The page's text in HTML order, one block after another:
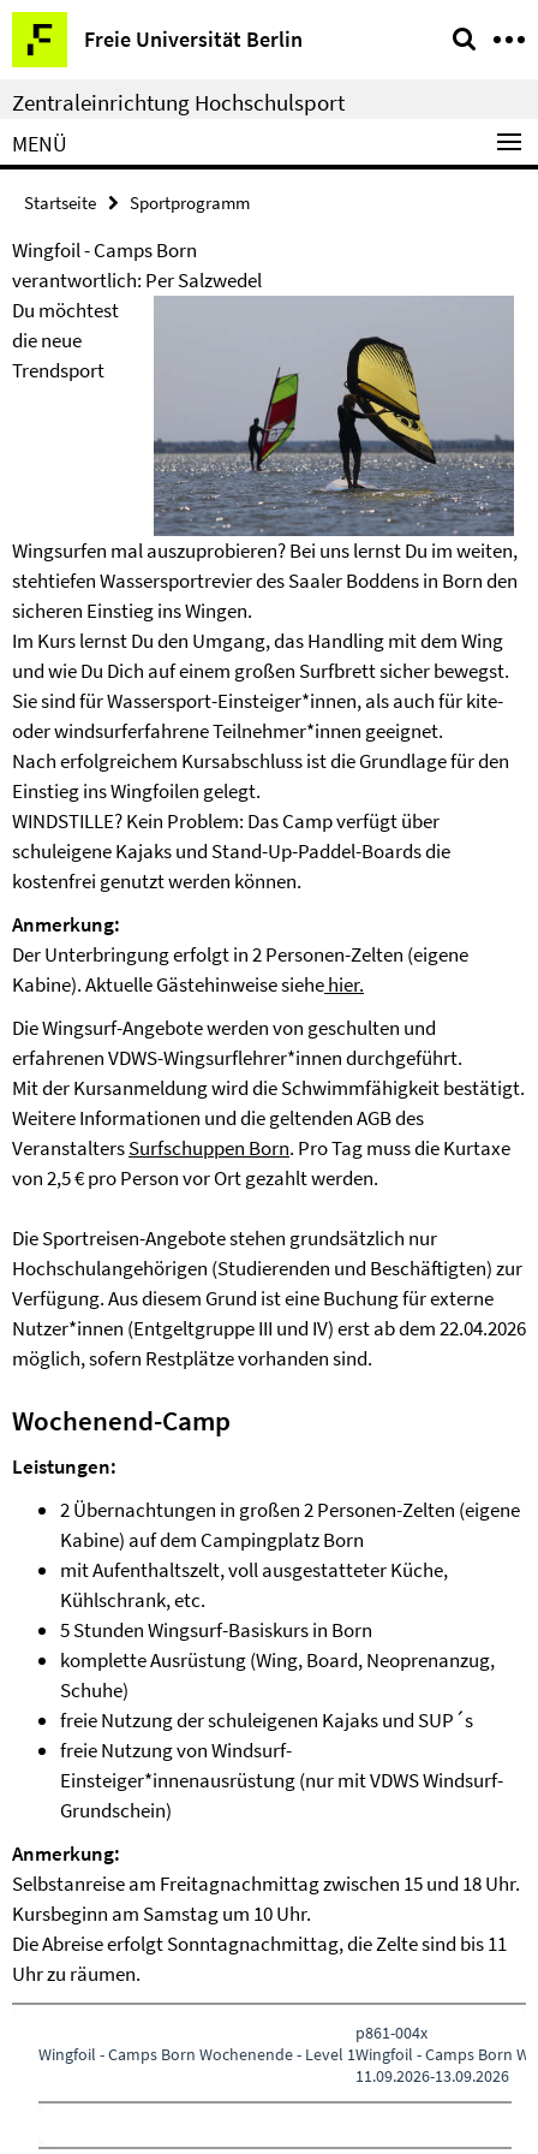
Springe
direkt
zu
Inhalt
Freie Universität Berlin
Service-
Navigation
Zentraleinrichtung Hochschulsport
MENÜ
Startseite Sportprogramm
Wingfoil - Camps Born
verantwortlich: Per Salzwedel
Du möchtest
die neue
Trendsport
Wingsurfen mal auszuprobieren? Bei uns lernst Du im weiten,
stehtiefen Wassersportrevier des Saaler Boddens in Born den
sicheren Einstieg ins Wingen.
Im Kurs lernst Du den Umgang, das Handling mit dem Wing
und wie Du Dich auf einem großen Surfbrett sicher bewegst.
Sie sind für Wassersport-Einsteiger*innen, als auch für kite-
oder windsurferfahrene Teilnehmer*innen geeignet.
Nach erfolgreichem Kursabschluss ist die Grundlage für den
Einstieg ins Wingfoilen gelegt.
WINDSTILLE? Kein Problem: Das Camp verfügt über
schuleigene Kajaks und Stand-Up-Paddel-Boards die
kostenfrei genutzt werden können.
Anmerkung:
Der Unterbringung erfolgt in 2 Personen-Zelten (eigene
Kabine). Aktuelle Gästehinweise siehehier.
Die Wingsurf-Angebote werden von geschulten und
erfahrenen VDWS-Wingsurflehrer*innen durchgeführt.
Mit der Kursanmeldung wird die Schwimmfähigkeit bestätigt.
Weitere Informationen und die geltenden AGB des
VeranstaltersSurfschuppen Born. Pro Tag muss die Kurtaxe
von 2,5 € pro Person vor Ort gezahlt werden.
Die Sportreisen-Angebote stehen grundsätzlich nur
Hochschulangehörigen (Studierenden und Beschäftigten) zur
Verfügung. Aus diesem Grund ist eine Buchung für externe
Nutzer*innen (Entgeltgruppe III und IV) erst ab dem 22.04.2026
möglich, sofern Restplätze vorhanden sind.
Wochenend-Camp
Leistungen:
2 Übernachtungen in großen 2 Personen-Zelten (eigene
Kabine) auf dem Campingplatz Born
mit Aufenthaltszelt, voll ausgestatteter Küche,
Kühlschrank, etc.
5 Stunden Wingsurf-Basiskurs in Born
komplette Ausrüstung (Wing, Board, Neoprenanzug,
Schuhe)
freie Nutzung der schuleigenen Kajaks und SUP´s
freie Nutzung von Windsurf-
Einsteiger*innenausrüstung (nur mit VDWS Windsurf-
Grundschein)
Anmerkung:
Selbstanreise am Freitagnachmittag zwischen 15 und 18 Uhr.
Kursbeginn am Samstag um 10 Uhr.
Die Abreise erfolgt Sonntagnachmittag, die Zelte sind bis 11
Uhr zu räumen.
Wingfoil - Camps Born Wochenende - Level 1
p861-004x
Wingfoil - Camps Born
11.09.2026-13.09.2026